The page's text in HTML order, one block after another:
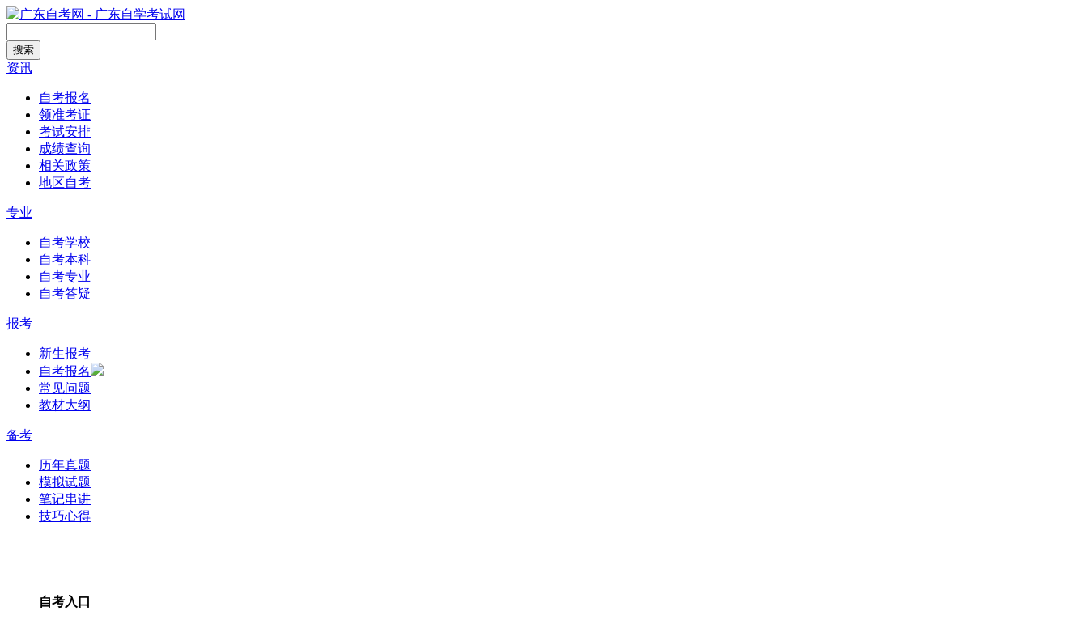
搜索
资讯
自考报名
领准考证
考试安排
成绩查询
相关政策
地区自考
专业
自考学校
自考本科
自考专业
自考答疑
报考
新生报考
自考报名
常见问题
教材大纲
备考
历年真题
模拟试题
笔记串讲
技巧心得
自考入口